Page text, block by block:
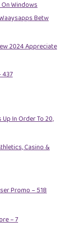
Windows
Betw
2024 Appreciate
437
In Order To 20,
Casino &
Promo – 518
– 7